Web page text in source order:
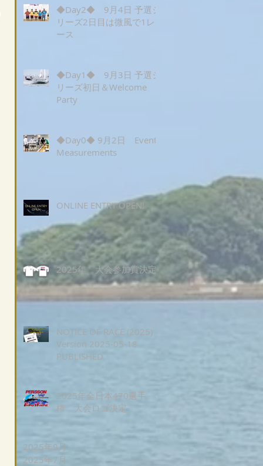
◆Day2◆ 9月4日 予選シ
リーズ2日目は微風で1レ
ース
◆Day1◆ 9月3日 予選シ
リーズ初日＆Welcome
Party
◆Day0◆ 9月2日 Event
Measurements
ONLINE ENTRY OPEN!
2025年 大会参加賞決定
NOTICE OF RACE (2025)
Version 2025-05-18
PUBLISHED
2025年全日本470選手
権 大会ロゴ決定
2025年9月
2025年7月